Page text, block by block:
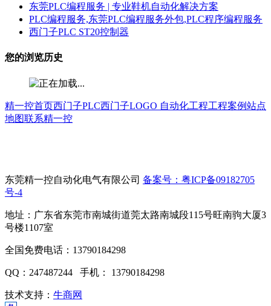
东莞PLC编程服务 | 专业鞋机自动化解决方案
PLC编程服务,东莞PLC编程服务外包,PLC程序编程服务
西门子PLC ST20控制器
您的浏览历史
精一控首页西门子PLC西门子LOGO 自动化工程工程案例站点
地图联系精一控
东莞精一控自动化电气有限公司 备案号：粤ICP备09182705
号-4
地址：广东省东莞市南城街道莞太路南城段115号旺南驹大厦3
号楼1107室
全国免费电话：13790184298
QQ：247487244 手机： 13790184298
技术支持： 牛商网